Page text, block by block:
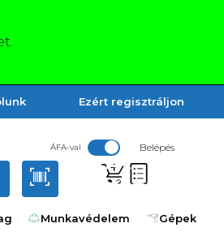
Ezért regisztráljon
ÁFA-val Belépés
Munkavédelem Gépek